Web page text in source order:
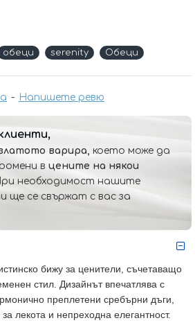
- Напишете ревю
обеци serenity Обеци
варира, което може да
в цените на някои
необходимост нашите
ще се свържат с вас за
бижу за ценители, съчетаващо
стил. Дизайнът впечатлява с
преплетени сребърни дъги,
лекота и непреходна елегантност.